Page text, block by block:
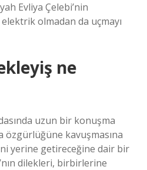
Evliya Çelebi’nin
olmadan da uçmayı
ne
uzun bir konuşma
özgürlüğüne kavuşmasına
yerine getireceğine dair bir
dilekleri, birbirlerine